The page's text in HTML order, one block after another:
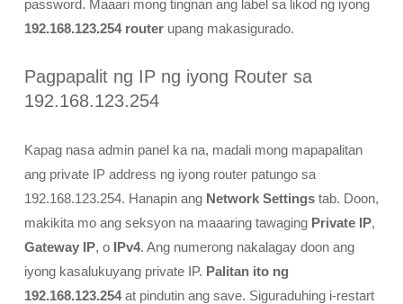
password. Maaari mong tingnan ang label sa likod ng iyong
192.168.123.254 router upang makasigurado.
Pagpapalit ng IP ng iyong Router sa
192.168.123.254
Kapag nasa admin panel ka na, madali mong mapapalitan
ang private IP address ng iyong router patungo sa
192.168.123.254. Hanapin ang Network Settings tab. Doon,
makikita mo ang seksyon na maaaring tawaging Private IP,
Gateway IP, o IPv4. Ang numerong nakalagay doon ang
iyong kasalukuyang private IP. Palitan ito ng
192.168.123.254at pindutin ang save. Siguraduhing i-restart